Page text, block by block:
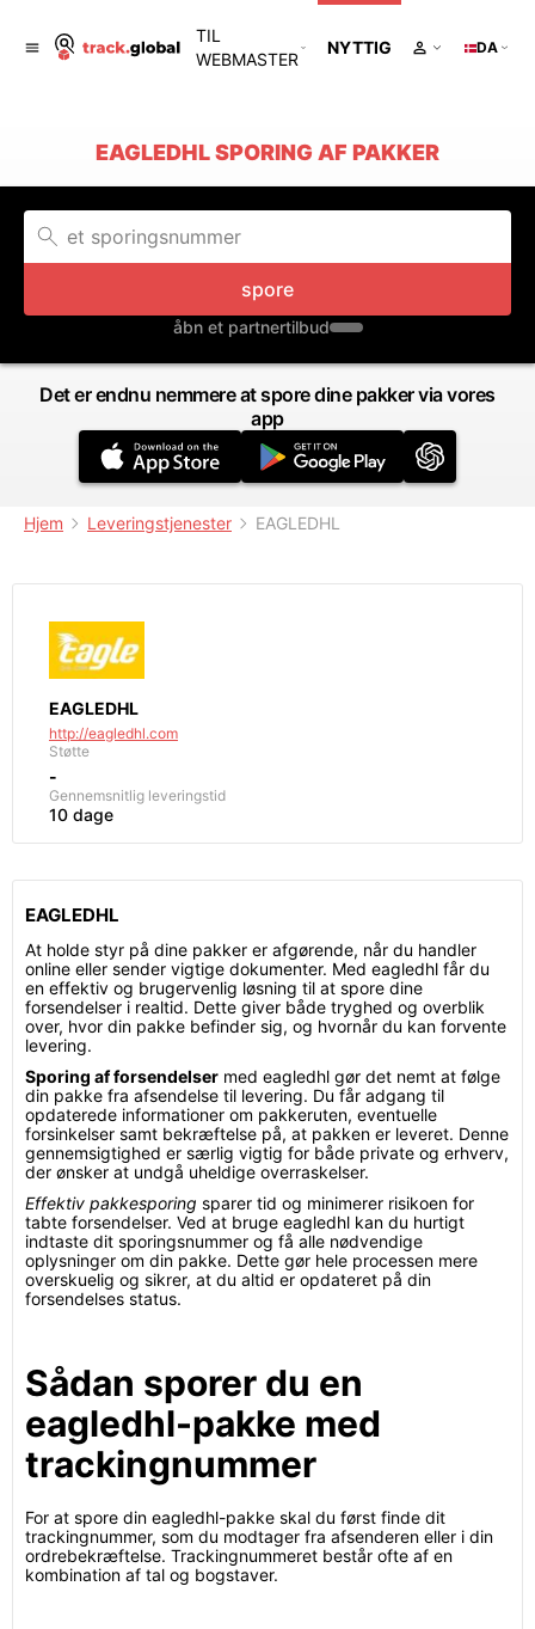
TIL
WEBMASTER
NYTTIG DA
EAGLEDHL SPORING AF PAKKER
spore
åbn et partnertilbud
Det er endnu nemmere at spore dine pakker via vores
app
Hjem Leveringstjenester EAGLEDHL
EAGLEDHL
http://eagledhl.com
Støtte
-
Gennemsnitlig leveringstid
10 dage
EAGLEDHL
At holde styr på dine pakker er afgørende, når du handler
online eller sender vigtige dokumenter. Med eagledhl får du
en effektiv og brugervenlig løsning til at spore dine
forsendelser i realtid. Dette giver både tryghed og overblik
over, hvor din pakke befinder sig, og hvornår du kan forvente
levering.
Sporing af forsendelser med eagledhl gør det nemt at følge
din pakke fra afsendelse til levering. Du får adgang til
opdaterede informationer om pakkeruten, eventuelle
forsinkelser samt bekræftelse på, at pakken er leveret. Denne
gennemsigtighed er særlig vigtig for både private og erhverv,
der ønsker at undgå uheldige overraskelser.
Effektiv pakkesporing sparer tid og minimerer risikoen for
tabte forsendelser. Ved at bruge eagledhl kan du hurtigt
indtaste dit sporingsnummer og få alle nødvendige
oplysninger om din pakke. Dette gør hele processen mere
overskuelig og sikrer, at du altid er opdateret på din
forsendelses status.
Sådan sporer du en
eagledhl-pakke med
trackingnummer
For at spore din eagledhl-pakke skal du først finde dit
trackingnummer, som du modtager fra afsenderen eller i din
ordrebekræftelse. Trackingnummeret består ofte af en
kombination af tal og bogstaver.